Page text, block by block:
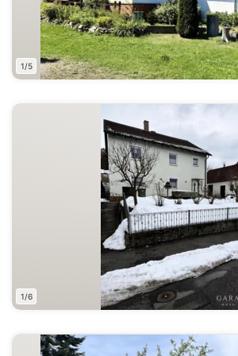
1/5
1/6